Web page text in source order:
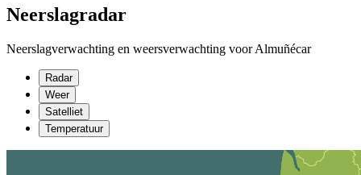
Neerslagradar
Neerslagverwachting en weersverwachting voor Almuñécar
Radar
Weer
Satelliet
Temperatuur